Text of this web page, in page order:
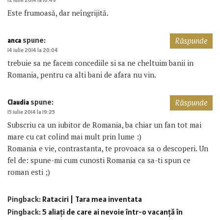
Este frumoasă, dar neîngrijită.
anca spune:
14 iulie 2014 la 20:04
trebuie sa ne facem concediile si sa ne cheltuim banii in
Romania, pentru ca alti bani de afara nu vin.
Răspunde
Claudia spune:
15 iulie 2014 la 19:25
Subscriu ca un iubitor de Romania, ba chiar un fan tot mai
mare cu cat colind mai mult prin lume :)
Romania e vie, contrastanta, te provoaca sa o descoperi. Un
fel de: spune-mi cum cunosti Romania ca sa-ti spun ce
roman esti ;)
Răspunde
Pingback: Rataciri | Tara mea inventata
Pingback:5 aliați de care ai nevoie într-o vacanță în